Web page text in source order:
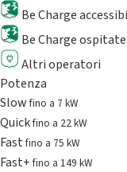
Be Charge
Be Charge
Altri operatori
Potenza
Slowfino a 7 kW
Quickfino a 22 kW
Fastfino a 75 kW
Fast+fino a 149 kW